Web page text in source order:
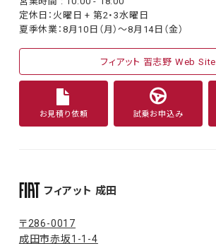
定休日：火曜日 + 第2・3水曜日
夏季休業：8月10日（月）〜8月14日（金）
フィアット 習志野 Web Site
お見積り依頼 試乗お申込み
フィアット 成田
〒286-0017
成田市赤坂1-1-4